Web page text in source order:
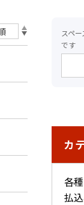
スペ
です
カ
各
払